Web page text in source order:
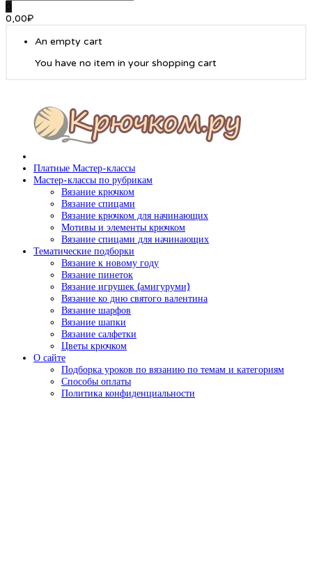
0
0,00₽
An empty cart
You have no item in your shopping cart
Платные Мастер-классы
Мастер-классы по рубрикам
Вязание крючком
Вязание спицами
Вязание крючком для начинающих
Мотивы и элементы крючком
Вязание спицами для начинающих
Тематические подборки
Вязание к новому году
Вязание пинеток
Вязание игрушек (амигуруми)
Вязание ко дню святого валентина
Вязание шарфов
Вязание шапки
Вязание салфетки
Цветы крючком
О сайте
Подборка уроков по вязанию по темам и категориям
Способы оплаты
Политика конфиденциальности